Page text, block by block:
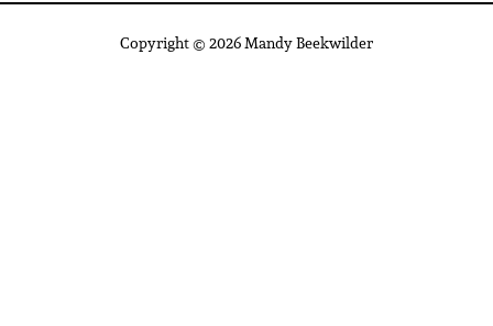
Copyright © 2026 Mandy Beekwilder